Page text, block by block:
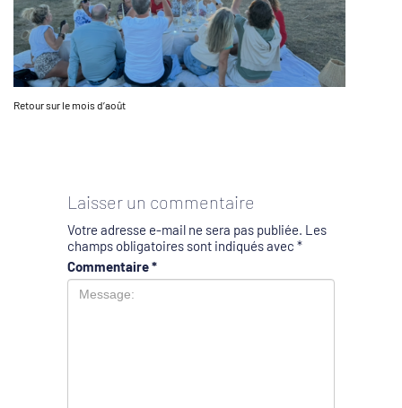
Retour sur le mois d’août
Laisser un commentaire
Votre adresse e-mail ne sera pas publiée. Les
champs obligatoires sont indiqués avec *
Commentaire*